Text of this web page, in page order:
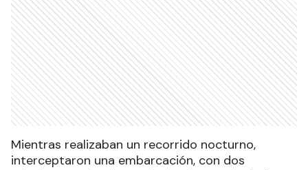
Mientras realizaban un recorrido nocturno,
interceptaron una embarcación, con dos